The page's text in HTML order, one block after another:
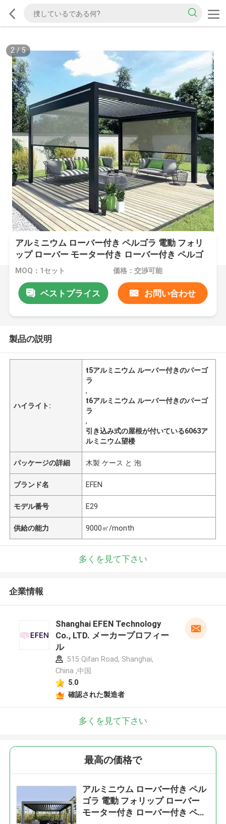
2/5
アルミニウム ローバー付き ペルゴラ 電動 フォリ
ップ ローバー モーター付き ローバー付き ペルゴ
ラ
MOQ：1セット 価格：交渉可能
ベストプライス お問い合わせ
製品の説明
ハイライト:
t5アルミニウム ルーバー付きのパーゴ
ラ
,
t6アルミニウム ルーバー付きのパーゴ
ラ
,
引き込み式の屋根が付いている6063ア
ルミニウム望楼
パッケージの詳細 木製 ケース と 泡
ブランド名 EFEN
モデル番号 E29
供給の能力 9000㎡/month
多くを見て下さい
企業情報
Shanghai EFEN Technology
Co., LTD. メーカープロフィー
ル
515 Qifan Road, Shanghai,
China ,中国
5.0
確認された製造者
多くを見て下さい
最高の価格で
アルミニウム ローバー付き ペル
ゴラ 電動 フォリップ ローバー
モーター付き ローバー付き ペル